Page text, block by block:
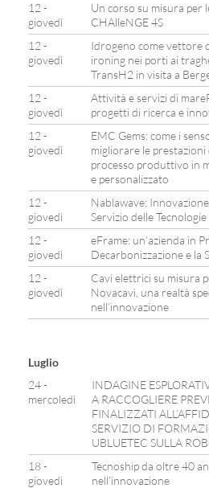
12 -
giovedì
Un corso su misura per
CHAlleNGE 4S
12 -
giovedì
Idrogeno come vettore
ironing nei porti ai
TransH2 in visita a
12 -
giovedì
Attività e servizi di
progetti di ricerca e
12 -
giovedì
EMC Gems: come i
migliorare le
processo produttivo in
e personalizzato
12 -
giovedì
Nablawave:
Servizio delle
12 -
giovedì
eFrame: un’azienda in
Decarbonizzazione e la
12 -
giovedì
Cavi elettrici su misura
Novacavi, una realtà
nell’innovazione
Luglio
24 -
mercoledì
INDAGINE
A RACCOGLIERE
FINALIZZATI
SERVIZIO DI
UBLUETEC SULLA
18 -
giovedì
Tecnoship da oltre 40
nell’innovazione